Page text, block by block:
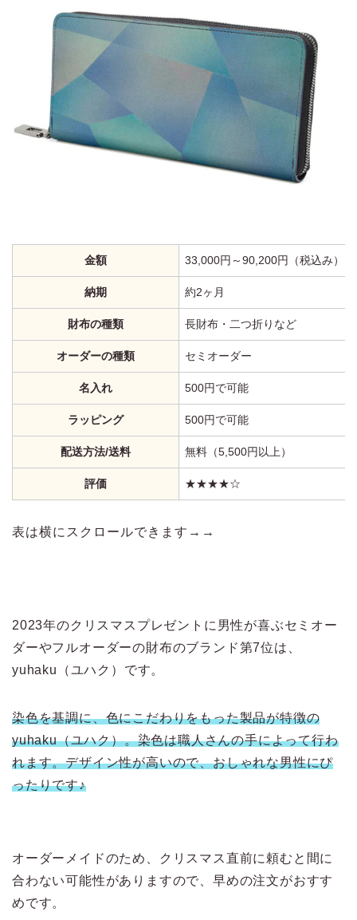
金額 33,000円～90,200円（税込み）
納期 約2ヶ月
財布の種類 長財布・二つ折りなど
オーダーの種類 セミオーダー
名入れ 500円で可能
ラッピング 500円で可能
配送方法/送料 無料（5,500円以上）
評価 ★★★★☆
表は横にスクロールできます→→
2023年のクリスマスプレゼントに男性が喜ぶセミオー
ダーやフルオーダーの財布のブランド第7位は、
yuhaku（ユハク）です。
染色を基調に、色にこだわりをもった製品が特徴の
yuhaku（ユハク）。染色は職人さんの手によって行わ
れます。デザイン性が高いので、おしゃれな男性にぴ
ったりです♪
オーダーメイドのため、クリスマス直前に頼むと間に
合わない可能性がありますので、早めの注文がおすす
めです。